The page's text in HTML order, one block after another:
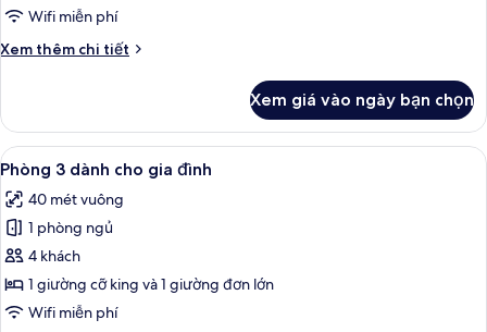
Wifi miễn phí
Xem thêm chi tiết
Chi
Phòng
Deluxe
Xem giá vào ngày bạn chọn
Xem
tất
cả
ảnh
Phòng
3
dành
Phòng 3 dành cho gia đình | Bộ đồ
5
Phòng 3 dành cho gia đình
40 mét vuông
1 phòng ngủ
4 khách
1 giường cỡ king và 1 giường đơn lớn
Wifi miễn phí